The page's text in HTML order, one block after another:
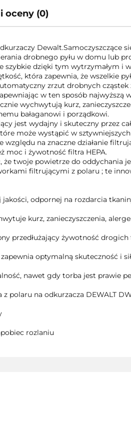
oceny (0)
Dewalt.Samoczyszczące
drobnego pyłu w domu lub
szybkie dzięki tym wytrzymałym i
która zapewnia, że ​​wszelkie
zrzut drobnych
w ten sposób
wychwytują kurz,
bałaganowi i porządkowi.
jest wydajny i skuteczny przez
może wystąpić w
względu na znaczne działanie
moc i żywotność filtra HEPA.
że twoje powietrze do oddychania
filtrującymi z polaru ; te
jakości, odpornej na rozdarcia
kurz, zanieczyszczenia,
przedłużający żywotność
optymalną skuteczność i
nawet gdy torba jest prawie
polaru na odkurzacza DEWALT
rozlaniu